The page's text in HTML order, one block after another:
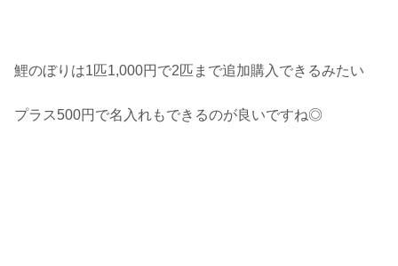
鯉のぼりは1匹1,000円で2匹まで追加購入できるみたい
プラス500円で名入れもできるのが良いですね◎